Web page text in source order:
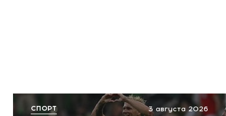
3 августа 2026
СПОРТ